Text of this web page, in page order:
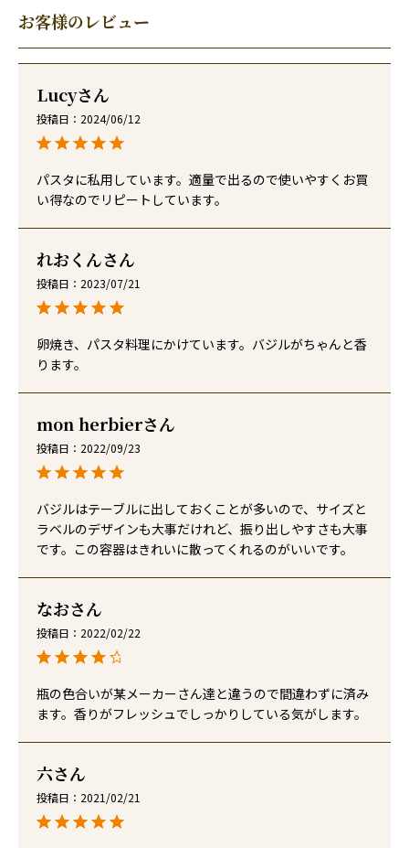
お客様のレビュー
Lucy
投稿日 2024/06/12
パスタに私用しています。適量で出るので使いやすくお買
い得なのでリピートしています。
れおくん
投稿日 2023/07/21
卵焼き、パスタ料理にかけています。バジルがちゃんと香
ります。
mon herbier
投稿日 2022/09/23
バジルはテーブルに出しておくことが多いので、サイズと
ラベルのデザインも大事だけれど、振り出しやすさも大事
です。この容器はきれいに散ってくれるのがいいです。
なお
投稿日 2022/02/22
瓶の色合いが某メーカーさん達と違うので間違わずに済み
ます。香りがフレッシュでしっかりしている気がします。
六
投稿日 2021/02/21